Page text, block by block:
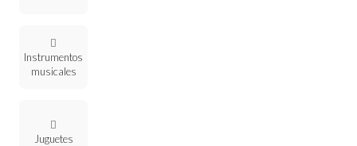
Instrumentos
musicales
Juguetes